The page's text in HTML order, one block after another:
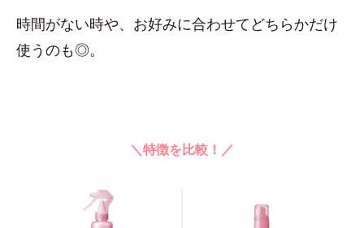
時間がない時や、お好みに合わせてどちらかだけ
使うのも◎。
＼特徴を比較！／